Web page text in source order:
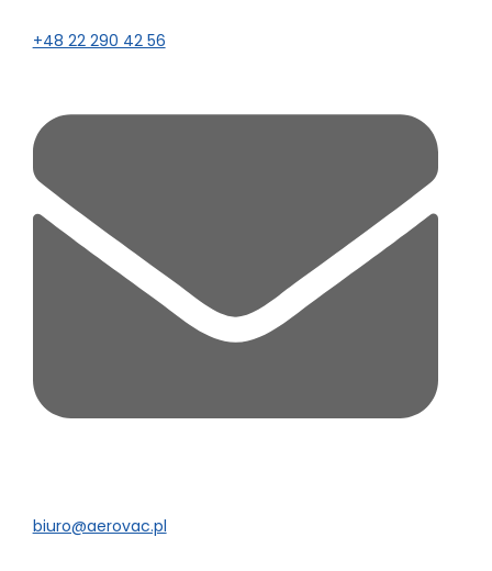
+48 22 290 42 56
biuro@aerovac.pl